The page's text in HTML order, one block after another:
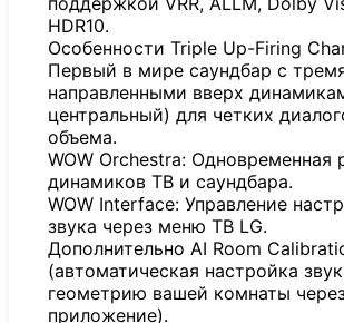
HDR10.
Особенности Triple Up-Firing
Первый в мире саундбар с
направленными вверх
центральный) для четких
объема.
WOW Orchestra: Одновременная
динамиков ТВ и саундбара.
WOW Interface: Управление
звука через меню ТВ LG.
Дополнительно AI Room
(автоматическая настройка
геометрию вашей комнаты
приложение).